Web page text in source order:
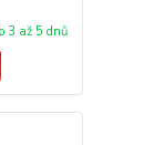
3 až 5 dnů